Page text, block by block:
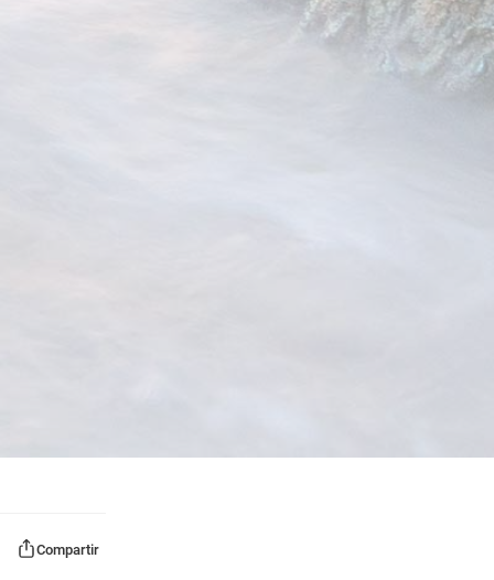
Compartir